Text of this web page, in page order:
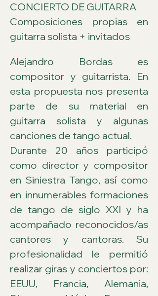
CONCIERTO DE GUITARRA
Composiciones propias en
guitarra solista + invitados
Alejandro Bordas es
compositor y guitarrista. En
esta propuesta nos presenta
parte de su material en
guitarra solista y algunas
canciones de tango actual.
Durante 20 años participó
como director y compositor
en Siniestra Tango, así como
en innumerables formaciones
de tango de siglo XXI y ha
acompañado reconocidos/as
cantores y cantoras. Su
profesionalidad le permitió
realizar giras y conciertos por:
EEUU, Francia, Alemania,